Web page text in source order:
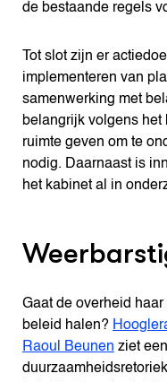
de bestaande regels
Tot slot zijn er
implementeren van
samenwerking met
belangrijk volgens
ruimte geven om te
nodig. Daarnaast is
het kabinet al in
Gaat de overheid
beleid halen?
Raoul Beunen ziet